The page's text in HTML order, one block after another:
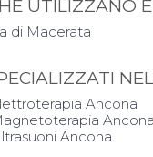
UTILIZZANO
di Macerata
Ancona
Ancona
Ancona